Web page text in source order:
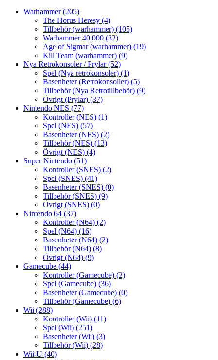
Warhammer(205)
The Horus Heresy (4)
Tillbehör (warhammer) (105)
Warhammer 40,000 (82)
Age of Sigmar (warhammer) (19)
Kill Team (warhammer) (9)
Nya Retrokonsoler / Prylar(52)
Spel (Nya retrokonsoler) (1)
Basenheter (Retrokonsoller) (5)
Tillbehör (Nya Retrotillbehör) (9)
Övrigt (Prylar) (37)
Nintendo NES (77)
Kontroller (NES) (1)
Spel (NES) (57)
Basenheter (NES) (2)
Tillbehör (NES) (13)
Övrigt (NES) (4)
Super Nintendo (51)
Kontroller (SNES) (2)
Spel (SNES) (41)
Basenheter (SNES) (0)
Tillbehör (SNES) (9)
Övrigt (SNES) (0)
Nintendo 64 (37)
Kontroller (N64) (2)
Spel (N64) (16)
Basenheter (N64) (2)
Tillbehör (N64) (8)
Övrigt (N64) (9)
Gamecube (44)
Kontroller (Gamecube) (2)
Spel (Gamecube) (36)
Basenheter (Gamecube) (0)
Tillbehör (Gamecube) (6)
Wii (288)
Kontroller (Wii) (11)
Spel (Wii) (251)
Basenheter (Wii) (3)
Tillbehör (Wii) (28)
Wii-U (40)